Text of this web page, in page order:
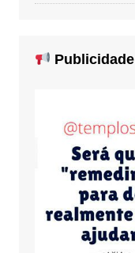
Publicidade